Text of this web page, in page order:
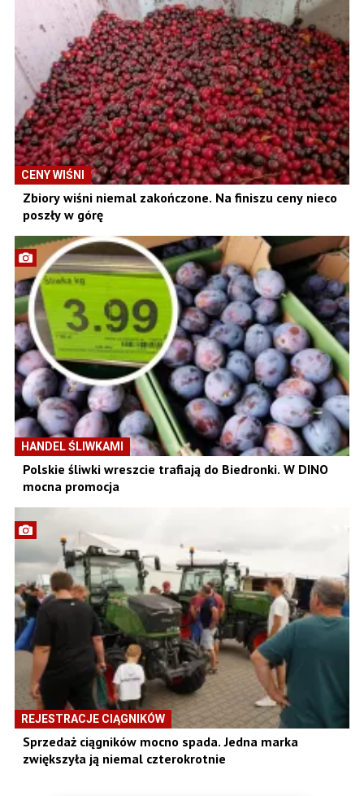
CENY WIŚNI
Zbiory wiśni niemal zakończone. Na finiszu ceny nieco
poszły w górę
HANDEL ŚLIWKAMI
Polskie śliwki wreszcie trafiają do Biedronki. W DINO
mocna promocja
REJESTRACJE CIĄGNIKÓW
Sprzedaż ciągników mocno spada. Jedna marka
zwiększyła ją niemal czterokrotnie